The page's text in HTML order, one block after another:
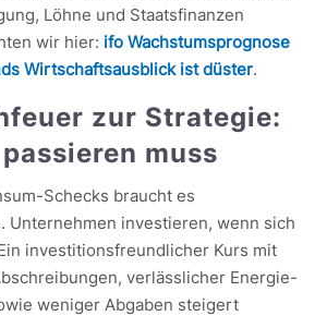
Löhne und Staatsfinanzen
wir hier: ifo Wachstumsprognose
Wirtschaftsausblick ist düster.
zur Strategie:
muss
Schecks braucht es
Unternehmen investieren, wenn sich
investitionsfreundlicher Kurs mit
verlässlicher Energie-
weniger Abgaben steigert